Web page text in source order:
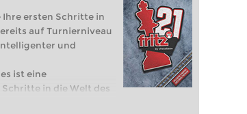
Ihre ersten Schritte in
auf Turnierniveau
und
ist eine
in die Welt des
spielen: Mit